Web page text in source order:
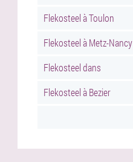
Flekosteel à Toulon
Flekosteel à Metz-Nancy
Flekosteel dans
Flekosteel à Bezier